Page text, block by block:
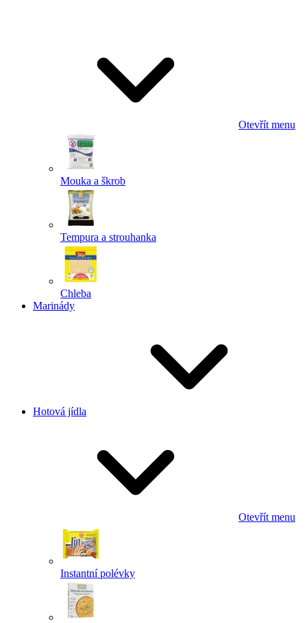
Otevřít menu
Mouka a škrob
Tempura a strouhanka
Chleba
Marinády
Hotová jídla
Otevřít menu
Instantní polévky
Powered by chaterimo